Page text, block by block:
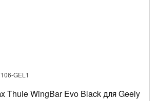
GEL1
Thule WingBar Evo Black для Geely